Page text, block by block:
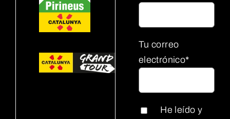
Tu correo
electrónico*
He leído y